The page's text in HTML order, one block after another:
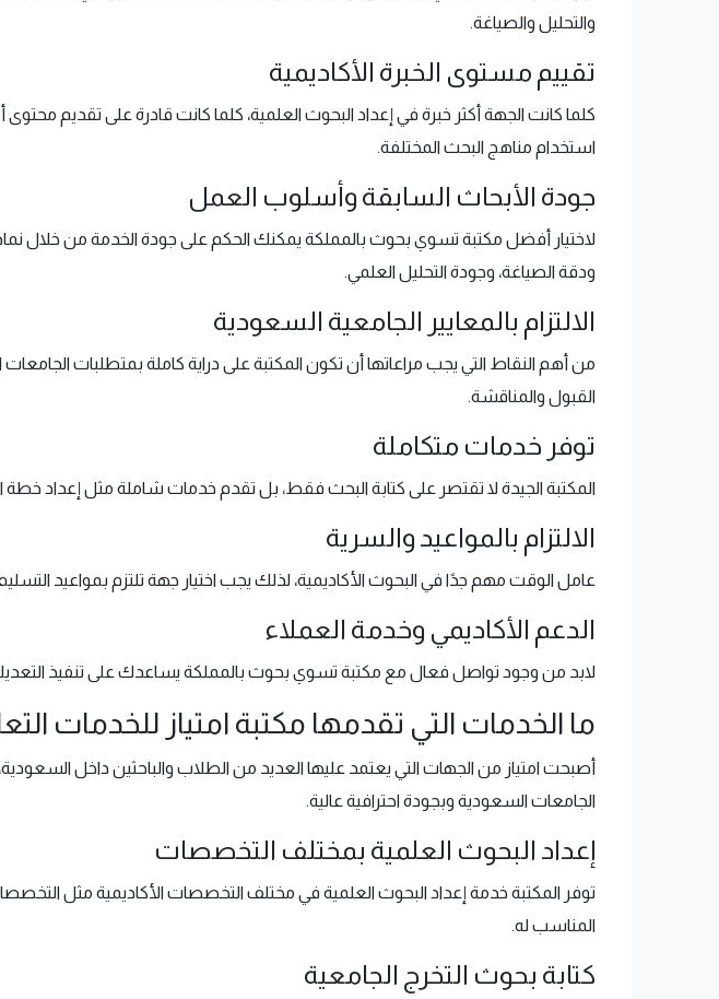
والتحليل والصياغة.
تقييم مستوى الخبرة الأكاديمية
كلما كانت الجهة أكثر خبرة في إعداد البحوث العلمية، كلما كانت قادرة على تقديم
استخدام مناهج البحث المختلفة.
جودة الأبحاث السابقة وأسلوب العمل
لاختيار أفضل مكتبة تسوي بحوث بالمملكة يمكنك الحكم على جودة الخدمة من خلال
ودقة الصياغة، وجودة التحليل العلمي.
الالتزام بالمعايير الجامعية السعودية
من أهم النقاط التي يجب مراعاتها أن تكون المكتبة على دراية كاملة بمتطلبات
القبول والمناقشة.
توفر خدمات متكاملة
المكتبة الجيدة لا تقتصر على كتابة البحث فقط، بل تقدم خدمات شاملة مثل إعداد خطة
الالتزام بالمواعيد والسرية
عامل الوقت مهم جدًا في البحوث الأكاديمية، لذلك يجب اختيار جهة تلتزم بمواعيد
الدعم الأكاديمي وخدمة العملاء
لابد من وجود تواصل فعال مع مكتبة تسوي بحوث بالمملكة يساعدك على تنفيذ
ما الخدمات التي تقدمها مكتبة امتياز للخدمات
أصبحت امتياز من الجهات التي يعتمد عليها العديد من الطلاب والباحثين داخل
الجامعات السعودية وبجودة احترافية عالية.
إعداد البحوث العلمية بمختلف التخصصات
توفر المكتبة خدمة إعداد البحوث العلمية في مختلف التخصصات الأكاديمية مثل
المناسب له.
كتابة بحوث التخرج الجامعية